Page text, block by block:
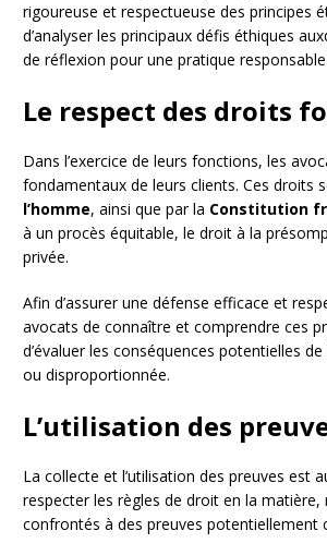
rigoureuse et respectueuse des principes
d’analyser les principaux défis éthiques
de réflexion pour une pratique
Le respect des droits
Dans l’exercice de leurs fonctions, les
fondamentaux de leurs clients. Ces droits
l’homme, ainsi que par la Constitution
à un procès équitable, le droit à la
privée.
Afin d’assurer une défense efficace et
avocats de connaître et comprendre ces
d’évaluer les conséquences potentielles
ou disproportionnée.
L’utilisation des
La collecte et l’utilisation des preuves est
respecter les règles de droit en la
confrontés à des preuves potentiellement